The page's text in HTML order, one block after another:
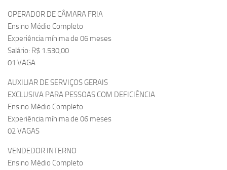
OPERADOR DE CÂMARA FRIA
Ensino Médio Completo
Experiência mínima de 06 meses
Salário: R$ 1.530,00
01 VAGA
AUXILIAR DE SERVIÇOS GERAIS
EXCLUSIVA PARA PESSOAS COM DEFICIÊNCIA
Ensino Médio Completo
Experiência mínima de 06 meses
02 VAGAS
VENDEDOR INTERNO
Ensino Médio Completo